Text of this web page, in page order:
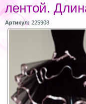
лентой.
Артикул: 225908